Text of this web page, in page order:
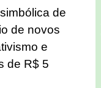
de
de novos
e
de R$ 5